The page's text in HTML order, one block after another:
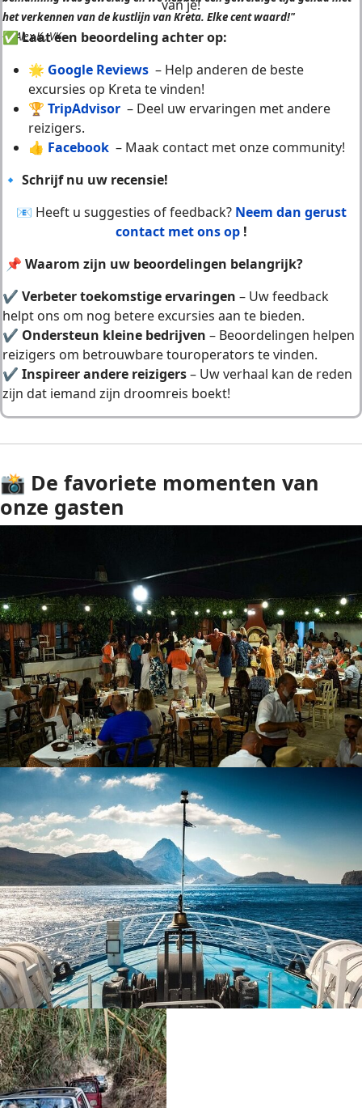
het verkennen van de kustlijn van Kreta. Elke cent waard!"
—Alex K., VK
van je!
✅Laat een beoordeling achter op:
🌟 Google Reviews – Help anderen de beste
excursies op Kreta te vinden!
🏆 TripAdvisor – Deel uw ervaringen met andere
reizigers.
👍 Facebook – Maak contact met onze community!
🔹 Schrijf nu uw recensie!
📧 Heeft u suggesties of feedback? Neem dan gerust
contact met ons op!
📌 Waarom zijn uw beoordelingen belangrijk?
✔ Verbeter toekomstige ervaringen – Uw feedback
helpt ons om nog betere excursies aan te bieden.
✔ Ondersteun kleine bedrijven – Beoordelingen helpen
reizigers om betrouwbare touroperators te vinden.
✔ Inspireer andere reizigers– Uw verhaal kan de reden
zijn dat iemand zijn droomreis boekt!
📸 De favoriete momenten van
onze gasten